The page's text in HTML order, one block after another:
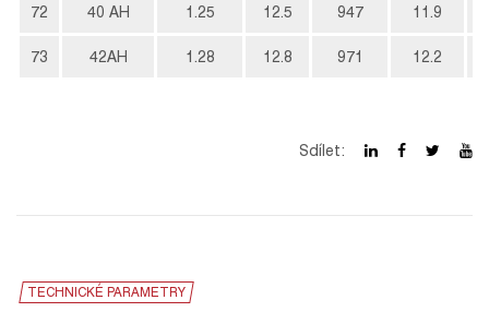
72 40 AH 1.25 12.5 947 11.9
73 42AH 1.28 12.8 971 12.2
Sdílet:
TECHNICKÉ PARAMETRY